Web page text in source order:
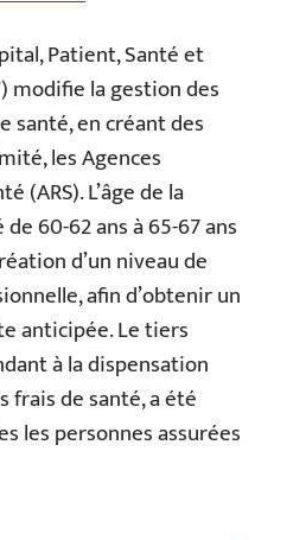
Patient, Santé et
modifie la gestion des
santé, en créant des
les Agences
(ARS). L’âge de la
60-62 ans à 65-67 ans
d’un niveau de
afin d’obtenir un
anticipée. Le tiers
à la dispensation
frais de santé, a été
les personnes assurées